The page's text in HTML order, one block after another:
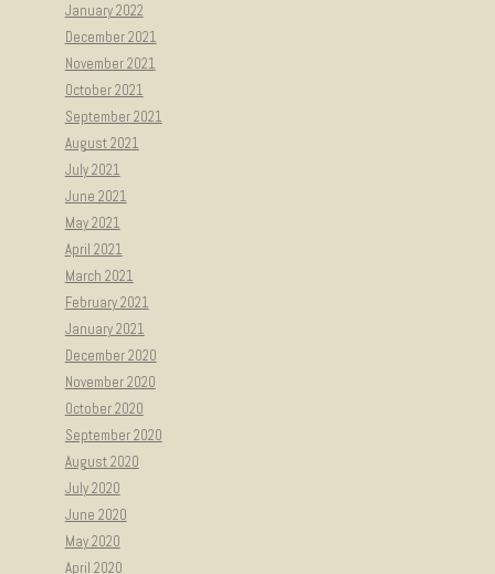
January 2022
December 2021
November 2021
October 2021
September 2021
August 2021
July 2021
June 2021
May 2021
April 2021
March 2021
February 2021
January 2021
December 2020
November 2020
October 2020
September 2020
August 2020
July 2020
June 2020
May 2020
April 2020